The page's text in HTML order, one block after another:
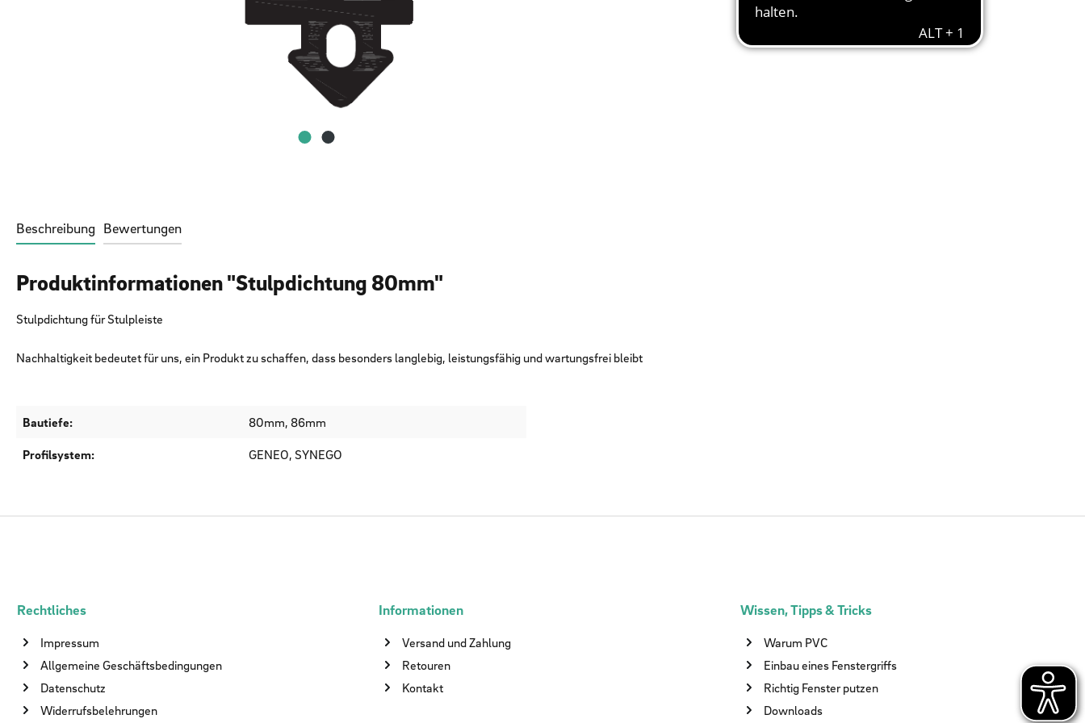
Beschreibung Bewertungen
Produktinformationen "Stulpdichtung 80mm"
Stulpdichtung für Stulpleiste
Nachhaltigkeit bedeutet für uns, ein Produkt zu schaffen, dass besonders langlebig, leistungsfähig und wartungsfrei bleibt
Bautiefe:
80mm, 86mm
Profilsystem:
GENEO, SYNEGO
Rechtliches
Impressum
Allgemeine Geschäftsbedingungen
Datenschutz
Widerrufsbelehrungen
Informationen
Versand und Zahlung
Retouren
Kontakt
Wissen, Tipps & Tricks
Warum PVC
Einbau eines Fenstergriffs
Richtig Fenster putzen
Downloads